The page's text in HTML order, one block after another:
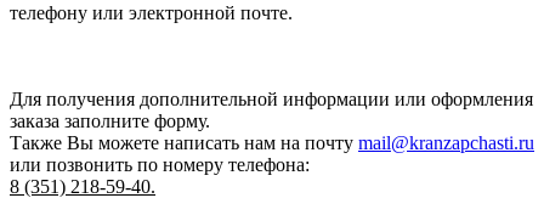
телефону или электронной почте.
Для получения дополнительной информации или оформления
заказа заполните форму.
Также Вы можете написать нам на почту mail@kranzapchasti.ru
или позвонить по номеру телефона:
8 (351) 218-59-40.